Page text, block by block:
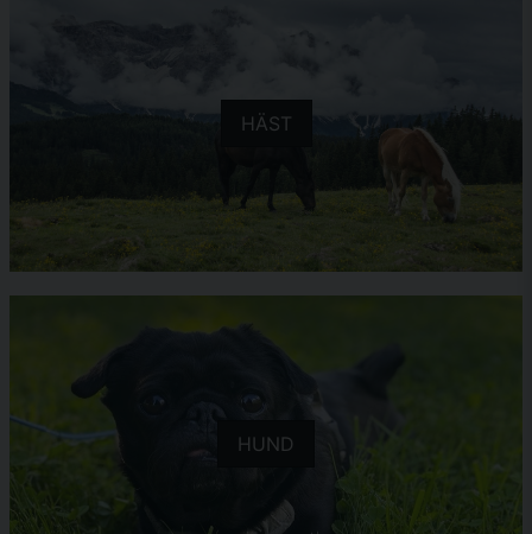
HÄST
HUND